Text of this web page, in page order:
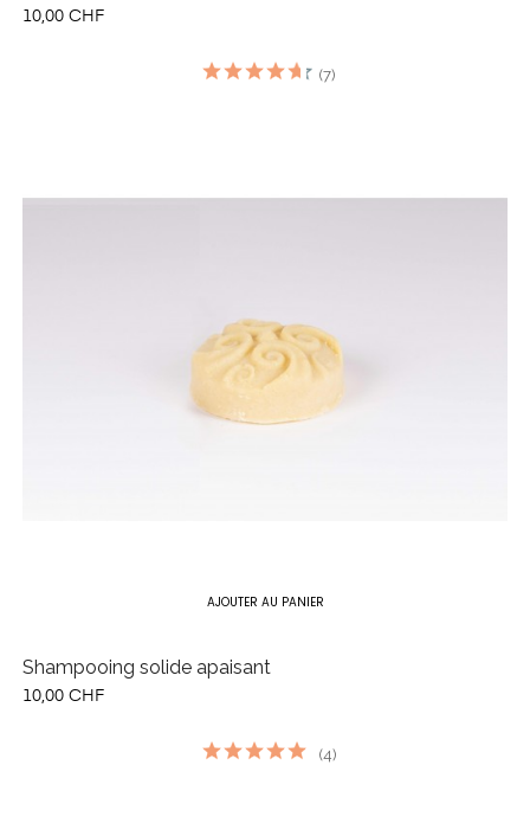
10,00 CHF
AJOUTER AU PANIER
Shampooing solide apaisant
(7)
10,00 CHF
(4)